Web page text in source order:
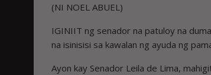
(NI NOEL ABUEL)
IGINIIT ng senador na patuloy na
na isinisisi sa kawalan ng ayuda ng
Ayon kay Senador Leila de Lima,